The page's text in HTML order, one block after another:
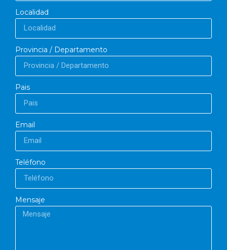
Localidad
Provincia / Departamento
Pais
Email
Teléfono
Mensaje